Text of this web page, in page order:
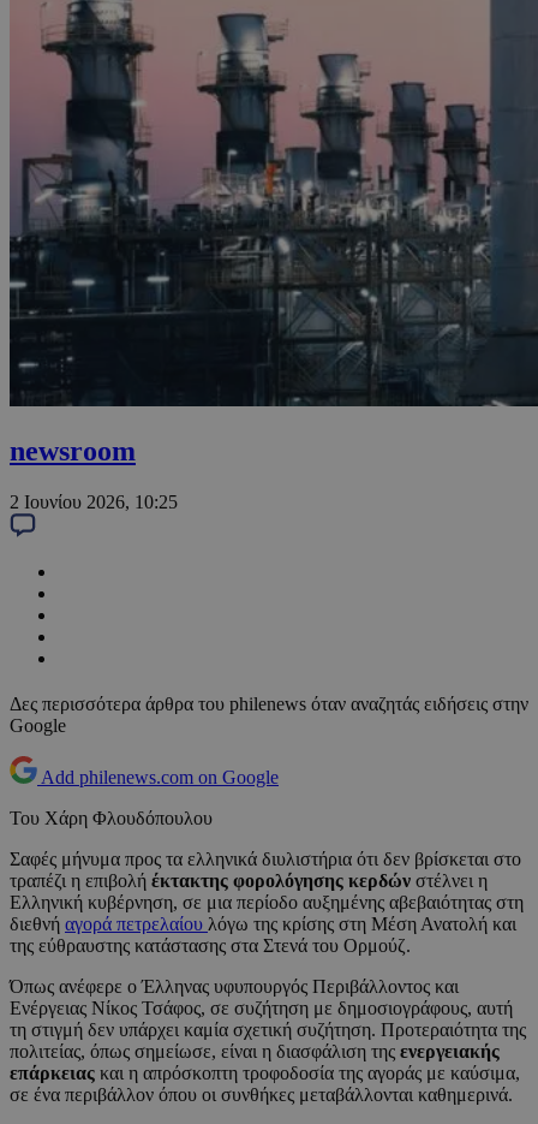
newsroom
2 Ιουνίου 2026, 10:25
Δες περισσότερα άρθρα του philenews όταν αναζητάς ειδήσεις στην
Google
Add philenews.com on Google
Του Χάρη Φλουδόπουλου
Σαφές μήνυμα προς τα ελληνικά διυλιστήρια ότι δεν βρίσκεται στο
τραπέζι η επιβολή έκτακτης φορολόγησης κερδών στέλνει η
Ελληνική κυβέρνηση, σε μια περίοδο αυξημένης αβεβαιότητας στη
διεθνή αγορά πετρελαίου λόγω της κρίσης στη Μέση Ανατολή και
της εύθραυστης κατάστασης στα Στενά του Ορμούζ.
Όπως ανέφερε ο Έλληνας υφυπουργός Περιβάλλοντος και
Ενέργειας Νίκος Τσάφος, σε συζήτηση με δημοσιογράφους, αυτή
τη στιγμή δεν υπάρχει καμία σχετική συζήτηση. Προτεραιότητα της
πολιτείας, όπως σημείωσε, είναι η διασφάλιση της ενεργειακής
επάρκειας και η απρόσκοπτη τροφοδοσία της αγοράς με καύσιμα,
σε ένα περιβάλλον όπου οι συνθήκες μεταβάλλονται καθημερινά.